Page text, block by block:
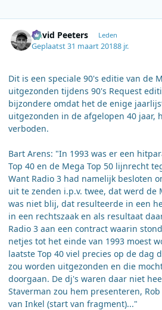
David Peeters Leden
Geplaatst31 maart 20188 jr.
Dit is een speciale 90's editie van de
uitgezonden tijdens 90's Request
bijzondere omdat het de enige
uitgezonden in de afgelopen 40 jaar,
verboden.
Bart Arens: "In 1993 was er een
Top 40 en de Mega Top 50 lijnrecht
Want Radio 3 had namelijk besloten
uit te zenden i.p.v. twee, dat werd de
was niet blij, dat resulteerde in een
in een rechtszaak en als resultaat
Radio 3 aan een contract waarin
netjes tot het einde van 1993 moest
laatste Top 40 viel precies op de dag
zou worden uitgezonden en die
doorgaan. De dj's waren daar niet
Staverman zou hem presenteren,
van Inkel (start van fragment)..."